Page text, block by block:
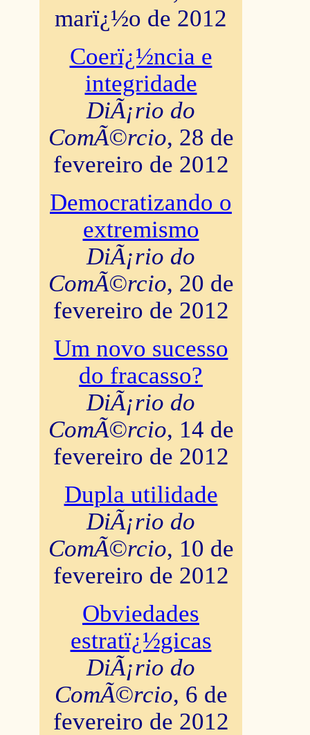
marï¿½o de 2012
Coerï¿½ncia e
integridade
DiÃ¡rio do
ComÃ©rcio, 28 de
fevereiro de 2012
Democratizando o
extremismo
DiÃ¡rio do
ComÃ©rcio, 20 de
fevereiro de 2012
Um novo sucesso
do fracasso?
DiÃ¡rio do
ComÃ©rcio, 14 de
fevereiro de 2012
Dupla utilidade
DiÃ¡rio do
ComÃ©rcio, 10 de
fevereiro de 2012
Obviedades
estratï¿½gicas
DiÃ¡rio do
ComÃ©rcio, 6 de
fevereiro de 2012